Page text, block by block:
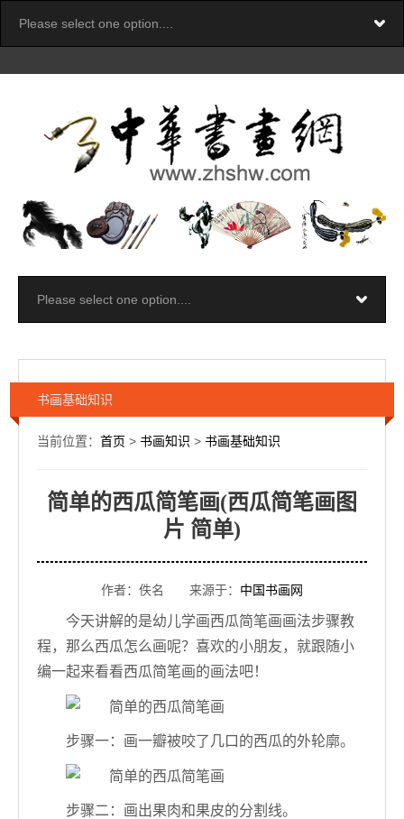
书画基础知识
当前位置： 首页 > 书画知识 > 书画基础知识
简单的西瓜简笔画(西瓜简笔画图
片 简单)
作者：佚名 来源于： 中国书画网
今天讲解的是幼儿学画西瓜简笔画画法步骤教
程，那么西瓜怎么画呢？喜欢的小朋友，就跟随小
编一起来看看西瓜简笔画的画法吧！
步骤一：画一瓣被咬了几口的西瓜的外轮廓。
步骤二：画出果肉和果皮的分割线。